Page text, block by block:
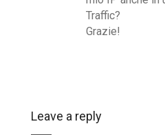
Traffic?
Grazie!
Leave a reply